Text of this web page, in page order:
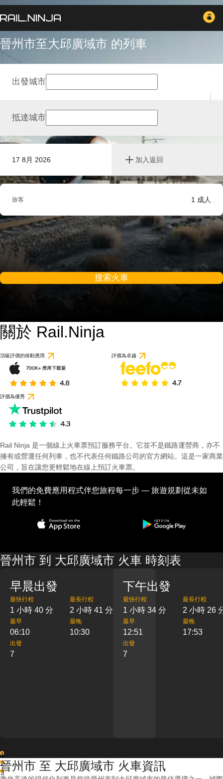
晉州市至大邱廣域市 的列車
17 8月 2026 加入返回
出發城市
抵達城市
旅客 1 成人
搜索火車
關於 Rail.Ninja
頂級評價的移動應用 評價為卓越
評價為優秀
Rail Ninja 是一個線上火車票預訂服務平台。它並不是鐵路運營商，亦不
擁有或營運任何列車，也不代表任何鐵路公司的官方網站。這是一家商業
公司，旨在讓您更輕鬆地在線上預訂火車票。
我們的免費應用程式伴您旅程每一步 — 旅遊規劃從未如
此輕鬆！
晉州市 到 大邱廣域市 火車 時刻表
早晨出發
最快行程
1 小時 40 分
最長行程
2 小時 41 分
最早
06:10
最晚
10:30
出發
7
下午出發
最快行程
1 小時 34 分
最長行程
2 小時 26
最早
12:51
最晚
17:53
出發
7
1
2
3
晉州市 至 大邱廣域市 火車資訊